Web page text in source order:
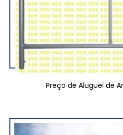
Preço de Aluguel de